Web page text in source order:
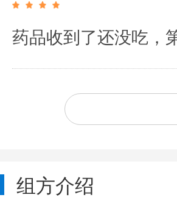
药品收到了还没吃，
组方介绍